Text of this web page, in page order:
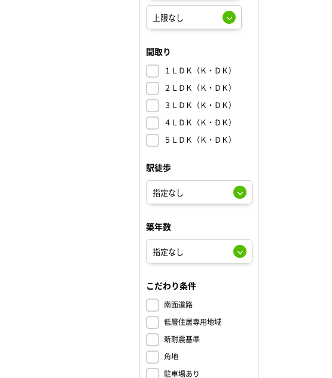
間取り
１ＬＤＫ（Ｋ・ＤＫ）
２ＬＤＫ（Ｋ・ＤＫ）
３ＬＤＫ（Ｋ・ＤＫ）
４ＬＤＫ（Ｋ・ＤＫ）
５ＬＤＫ（Ｋ・ＤＫ）
駅徒歩
築年数
こだわり条件
南面道路
低層住居専用地域
新耐震基準
角地
駐車場あり